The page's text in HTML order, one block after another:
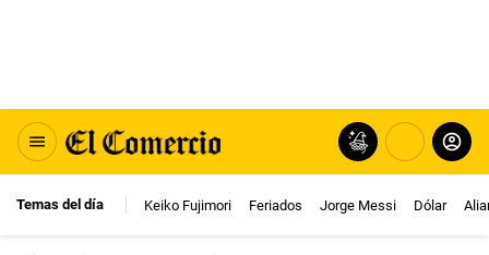
Temas del día Keiko Fujimori Feriados Jorge Messi Dólar